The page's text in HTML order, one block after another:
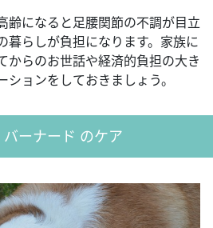
齢になると足腰関節の不調が目立
暮らしが負担になります。家族に
からのお世話や経済的負担の大き
ョンをしておきましょう。
ーナード のケア